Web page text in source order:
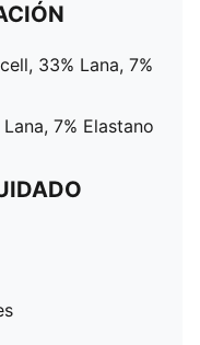
33% Lana, 7%
7% Elastano